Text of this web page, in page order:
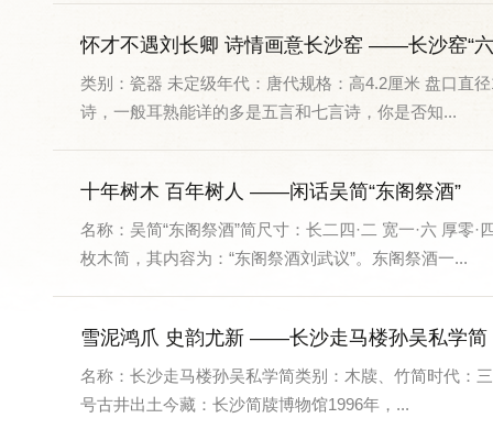
怀才不遇刘长卿 诗情画意长沙窑 ——长沙窑“
类别：瓷器 未定级年代：唐代规格：高4.2厘米 盘口直
诗，一般耳熟能详的多是五言和七言诗，你是否知...
十年树木 百年树人 ——闲话吴简“东阁祭酒”
名称：吴简“东阁祭酒”简尺寸：长二四·二 宽一·六 厚
枚木简，其内容为：“东阁祭酒刘武议”。东阁祭酒一...
雪泥鸿爪 史韵尤新 ——长沙走马楼孙吴私学简
名称：长沙走马楼孙吴私学简类别：木牍、竹简时代：
号古井出土今藏：长沙简牍博物馆1996年，...